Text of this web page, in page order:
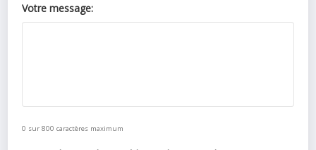
Votre message:
0 sur 800 caractères maximum